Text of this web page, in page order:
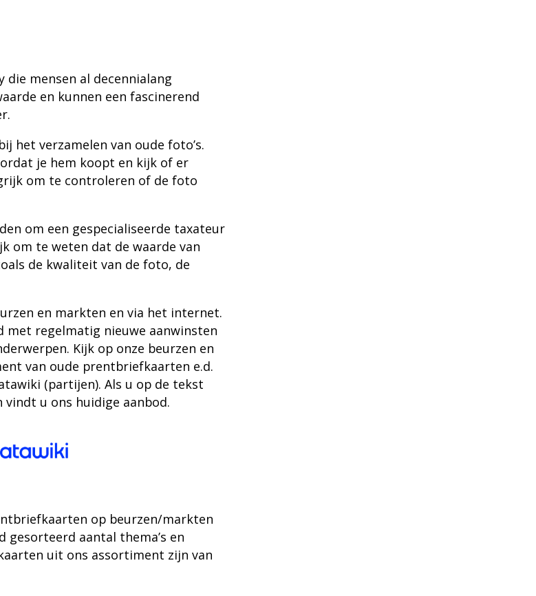
die mensen al decennialang
en kunnen een fascinerend
het verzamelen van oude foto’s.
je hem koopt en kijk of er
om te controleren of de foto
om een ​​gespecialiseerde taxateur
om te weten dat de waarde van
de kwaliteit van de foto, de
en markten en via het internet.
met regelmatig nieuwe aanwinsten
Kijk op onze beurzen en
van oude prentbriefkaarten e.d.
(partijen). Als u op de tekst
u ons huidige aanbod.
op beurzen/markten
gesorteerd aantal thema’s en
uit ons assortiment zijn van